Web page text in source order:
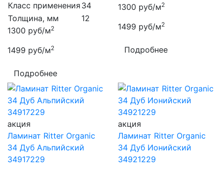
Класс применения 34
Толщина, мм
12
1300 руб/м2
1499 руб/м2
Подробнее
1300 руб/м2
1499 руб/м2
Подробнее
акция
Ламинат Ritter Organic
34 Дуб Альпийский
34917229
акция
Ламинат Ritter Organic
34 Дуб Ионийский
34921229